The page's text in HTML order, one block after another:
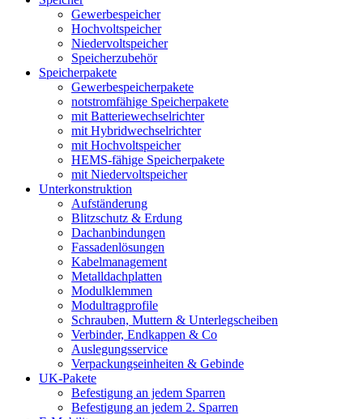
Gewerbespeicher
Hochvoltspeicher
Niedervoltspeicher
Speicherzubehör
Speicherpakete
Gewerbespeicherpakete
notstromfähige Speicherpakete
mit Batteriewechselrichter
mit Hybridwechselrichter
mit Hochvoltspeicher
HEMS-fähige Speicherpakete
mit Niedervoltspeicher
Unterkonstruktion
Aufständerung
Blitzschutz & Erdung
Dachanbindungen
Fassadenlösungen
Kabelmanagement
Metalldachplatten
Modulklemmen
Modultragprofile
Schrauben, Muttern & Unterlegscheiben
Verbinder, Endkappen & Co
Auslegungsservice
Verpackungseinheiten & Gebinde
UK-Pakete
Befestigung an jedem Sparren
Befestigung an jedem 2. Sparren